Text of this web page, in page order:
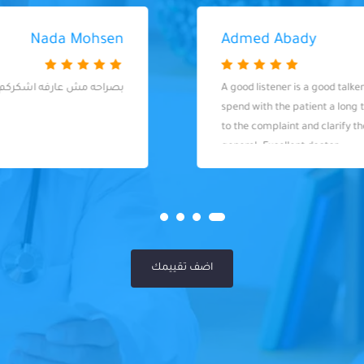
Nada Mohsen
بصراحه مش عارفه اشكركم ازاي ع زوقكم
اضف تقييمك